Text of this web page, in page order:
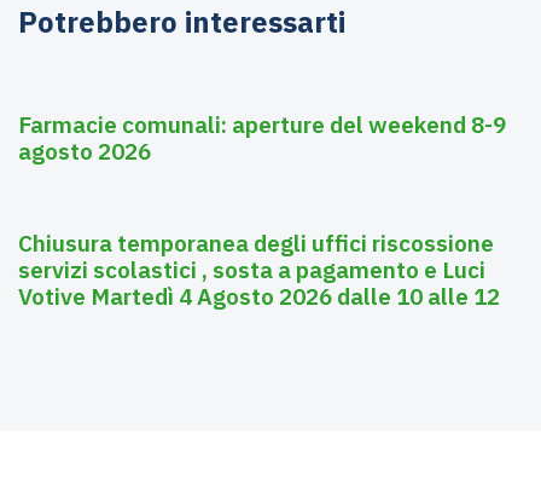
Potrebbero interessarti
Farmacie comunali: aperture del weekend 8-9
agosto 2026
Chiusura temporanea degli uffici riscossione
servizi scolastici , sosta a pagamento e Luci
Votive Martedì 4 Agosto 2026 dalle 10 alle 12